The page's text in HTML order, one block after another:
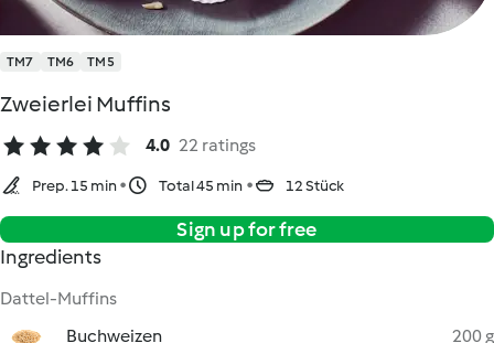
TM7 TM6 TM5
Zweierlei Muffins
4.0 22 ratings
Prep. 15 min Total 45 min 12 Stück
Sign up for free
Ingredients
Dattel-Muffins
Buchweizen
200 g